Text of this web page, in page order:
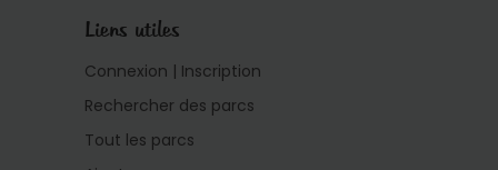
Liens utiles
Connexion | Inscription
Rechercher des parcs
Tout les parcs